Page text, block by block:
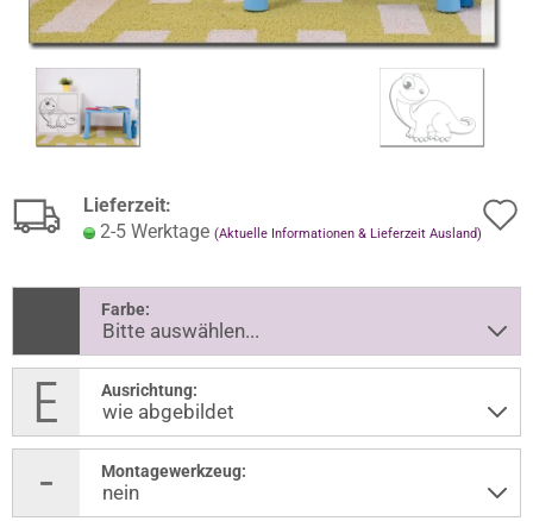
Lieferzeit:
2-5 Werktage (Aktuelle Informationen & Lieferzeit Ausland)
Farbe:
Ausrichtung:
Montagewerkzeug: